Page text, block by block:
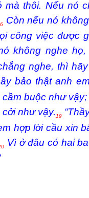
mà thôi. Nếu nó
Còn nếu nó
công việc được
không nghe
nghe, thì
bảo thật anh
buộc như
như vậy. 19
hợp lời cầu xin
Vì ở đâu có hai